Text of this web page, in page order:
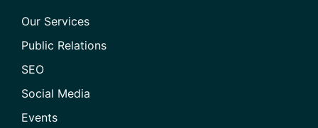
Our Services
Public Relations
SEO
Social Media
Events